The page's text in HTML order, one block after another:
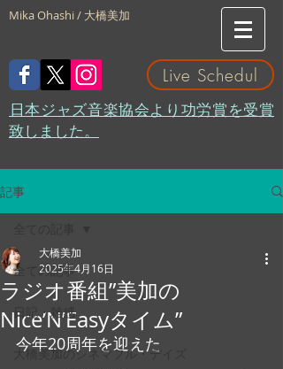
Mika Ohashi / 大橋美加
Live Schedul
​日本ジャズ音楽協会より功労賞を受賞
致しました。
記事
全ての記事
日記・雑感
大橋美加のシネマフル・デイズ
ラジオ番組”美加の
Nice’N’Easyタイム”
大橋美加
2025年4月16日
今年20周年を迎えた